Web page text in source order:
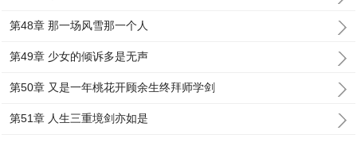
第48章 那一场风雪那一个人
第49章 少女的倾诉多是无声
第50章 又是一年桃花开顾余生终拜师学剑
第51章 人生三重境剑亦如是